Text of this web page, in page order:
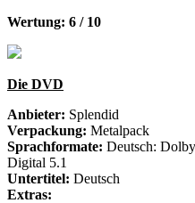
Wertung: 6 / 10
Die DVD
Anbieter: Splendid
Verpackung: Metalpack
Sprachformate: Deutsch:
Digital 5.1
Untertitel: Deutsch
Extras: